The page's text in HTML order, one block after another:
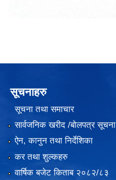
सूचनाहरु
सूचना तथा समाचार
सार्वजनिक खरीद /बोलपत्र सूचना
ऐन, कानुन तथा निर्देशिका
कर तथा शुल्कहरु
वार्षिक बजेट किताब २०८२/८३